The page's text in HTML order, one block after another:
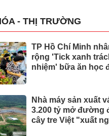
- THỊ TRƯỜNG
TP Hồ Chí Minh
rộng 'Tick xanh
nhiệm' bữa ăn học
Nhà máy sản xuất
3.200 tỷ mở đường
cây tre Việt "xuất